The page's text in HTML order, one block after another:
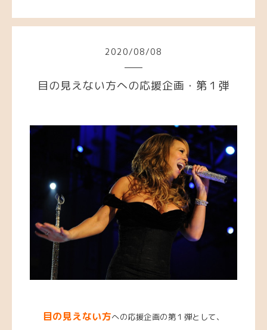
2020/08/08
目の見えない方への応援企画・第１弾
目の見えない方への応援企画の第１弾として、